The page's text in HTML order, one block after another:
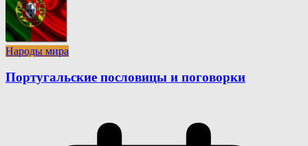
Народы мира
Португальские пословицы и поговорки